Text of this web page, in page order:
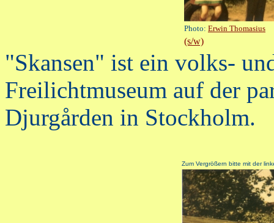
Photo: Erwin Thomasius
(s/w)
"Skansen" ist ein volks-
Freilichtmuseum auf der
Djurgården in Stockholm.
Zum Vergrößern bitte mit der